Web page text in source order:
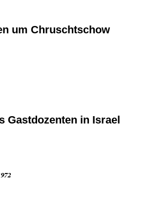
um Chruschtschow
Gastdozenten in Israel